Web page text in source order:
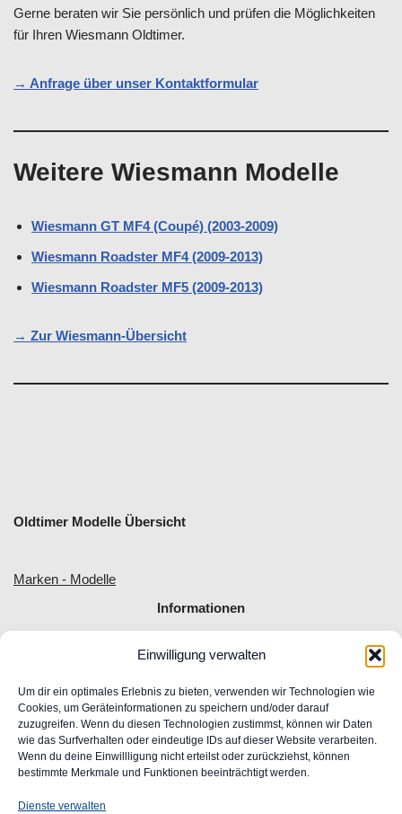
Einwilligung verwalten
Um dir ein optimales Erlebnis zu bieten, verwenden wir Technologien wie
Cookies, um Geräteinformationen zu speichern und/oder darauf
zuzugreifen. Wenn du diesen Technologien zustimmst, können wir Daten
wie das Surfverhalten oder eindeutige IDs auf dieser Website verarbeiten.
Wenn du deine Einwillligung nicht erteilst oder zurückziehst, können
bestimmte Merkmale und Funktionen beeinträchtigt werden.
Dienste verwalten
Gerne beraten wir Sie persönlich und prüfen die Möglichkeiten
für Ihren Wiesmann Oldtimer.
→ Anfrage über unser Kontaktformular
Weitere Wiesmann Modelle
Wiesmann GT MF4 (Coupé) (2003-2009)
Wiesmann Roadster MF4 (2009-2013)
Wiesmann Roadster MF5 (2009-2013)
→ Zur Wiesmann-Übersicht
Oldtimer Modelle Übersicht
Marken - Modelle
Informationen
Allgemeine Geschäftsbedingungen
Impressum
Widerrufsrecht
Datenschutz
FAQ
Unser Engagement für Barrierefreiheit im Web
Ansprechpartner